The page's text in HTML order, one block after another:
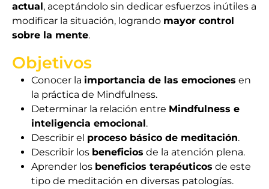
actual, aceptándolo sin dedicar esfuerzos inútiles a
modificar la situación, logrando mayor control
sobre la mente.
Objetivos
Conocer la importancia de las emociones en
la práctica de Mindfulness.
Determinar la relación entre Mindfulness e
inteligencia emocional.
Describir el proceso básico de meditación.
Describir los beneficios de la atención plena.
Aprender los beneficios terapéuticos de este
tipo de meditación en diversas patologías.